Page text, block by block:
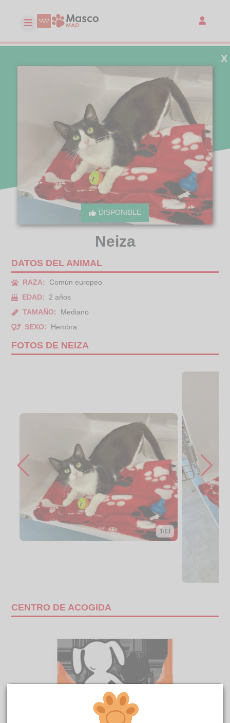
DISPONIBLE
X
Neiza
DATOS DEL ANIMAL
RAZA:
Común europeo
EDAD:
2 años
TAMAÑO:
Mediano
SEXO:
Hembra
FOTOS DE NEIZA
1/13
CENTRO DE ACOGIDA